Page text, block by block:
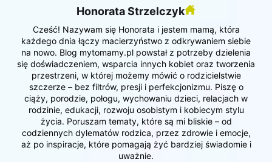
Honorata Strzelczyk
Cześć! Nazywam się Honorata i jestem mamą, która
każdego dnia łączy macierzyństwo z odkrywaniem siebie
na nowo. Blog mytomamy.pl powstał z potrzeby dzielenia
się doświadczeniem, wsparcia innych kobiet oraz tworzenia
przestrzeni, w której możemy mówić o rodzicielstwie
szczerze – bez filtrów, presji i perfekcjonizmu. Piszę o
ciąży, porodzie, połogu, wychowaniu dzieci, relacjach w
rodzinie, edukacji, rozwoju osobistym i kobiecym stylu
życia. Poruszam tematy, które są mi bliskie – od
codziennych dylematów rodzica, przez zdrowie i emocje,
aż po inspiracje, które pomagają żyć bardziej świadomie i
uważnie.